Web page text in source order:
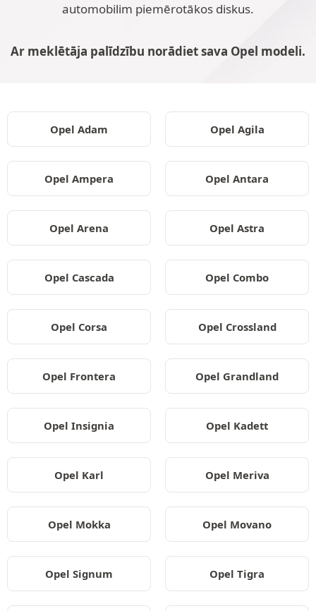
automobilim piemērotākos diskus.
Ar meklētāja palīdzību norādiet sava Opel modeli.
Opel Adam Opel Agila
Opel Ampera Opel Antara
Opel Arena Opel Astra
Opel Cascada Opel Combo
Opel Corsa Opel Crossland
Opel Frontera Opel Grandland
Opel Insignia Opel Kadett
Opel Karl Opel Meriva
Opel Mokka Opel Movano
Opel Signum Opel Tigra